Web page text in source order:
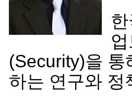
(Security)을 통
하는 연구와 정